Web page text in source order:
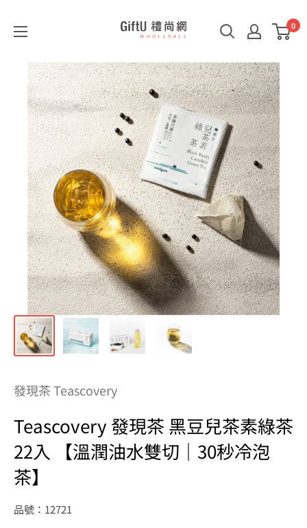
GiftU
尚
網
B2B
0
發現茶 Teascovery
Teascovery 發現茶 黑豆兒茶素綠茶
22入 【溫潤油水雙切｜30秒冷泡
茶】
品號：12721